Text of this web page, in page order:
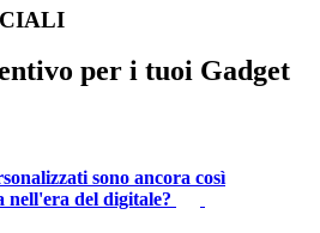
per i tuoi Gadget
sono ancora così
del digitale?